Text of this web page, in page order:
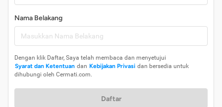
Nama Belakang
Dengan klik Daftar, Saya telah membaca dan menyetujui
Syarat dan Ketentuan dan Kebijakan Privasi dan bersedia untuk
dihubungi oleh Cermati.com.
Daftar